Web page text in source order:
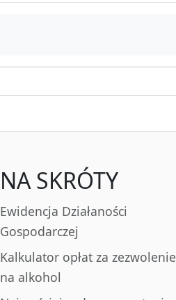
NA SKRÓTY
Ewidencja Działaności
Gospodarczej
Kalkulator opłat za zezwolenie
na alkohol